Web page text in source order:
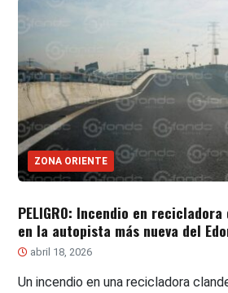
ZONA ORIENTE
PELIGRO: Incendio en
en la autopista más nueva del
abril 18, 2026
Un incendio en una recicladora